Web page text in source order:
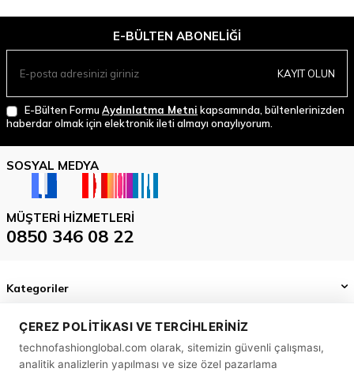
ÇEREZ POLITIKASI VE TERCIHLERINIZ
technofashionglobal.com olarak, sitemizin güvenli çalışması,
analitik analizlerin yapılması ve size özel pazarlama
E-BÜLTEN ABONELIĞI
KAYIT OLUN
E-Bülten Formu Aydınlatma Metni kapsamında, bültenlerinizden
haberdar olmak için elektronik ileti almayı onaylıyorum.
SOSYAL MEDYA
MÜŞTERI HIZMETLERI
0850 346 08 22
Kategoriler
Önemli Bilgiler
Hızlı Erişim